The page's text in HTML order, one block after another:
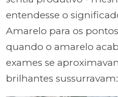
entendesse o
Amarelo para os
quando o amarelo
exames se
brilhantes sussurravam: